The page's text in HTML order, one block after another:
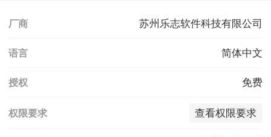
厂商 苏州乐志软件科技有限公司
语言 简体中文
授权 免费
权限要求 查看权限要求